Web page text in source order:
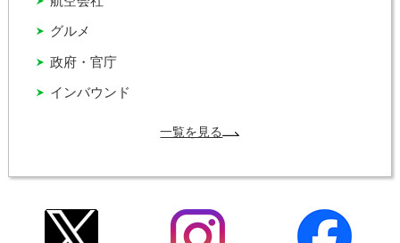
インバウンド
グルメ
政府・官庁
一覧を見る